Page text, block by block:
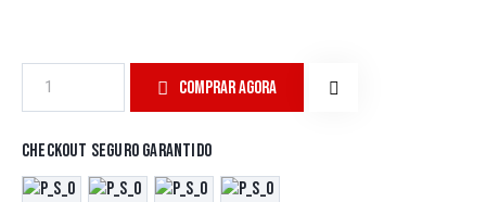
7
COMPRAR AGORA
Checkout seguro garantido